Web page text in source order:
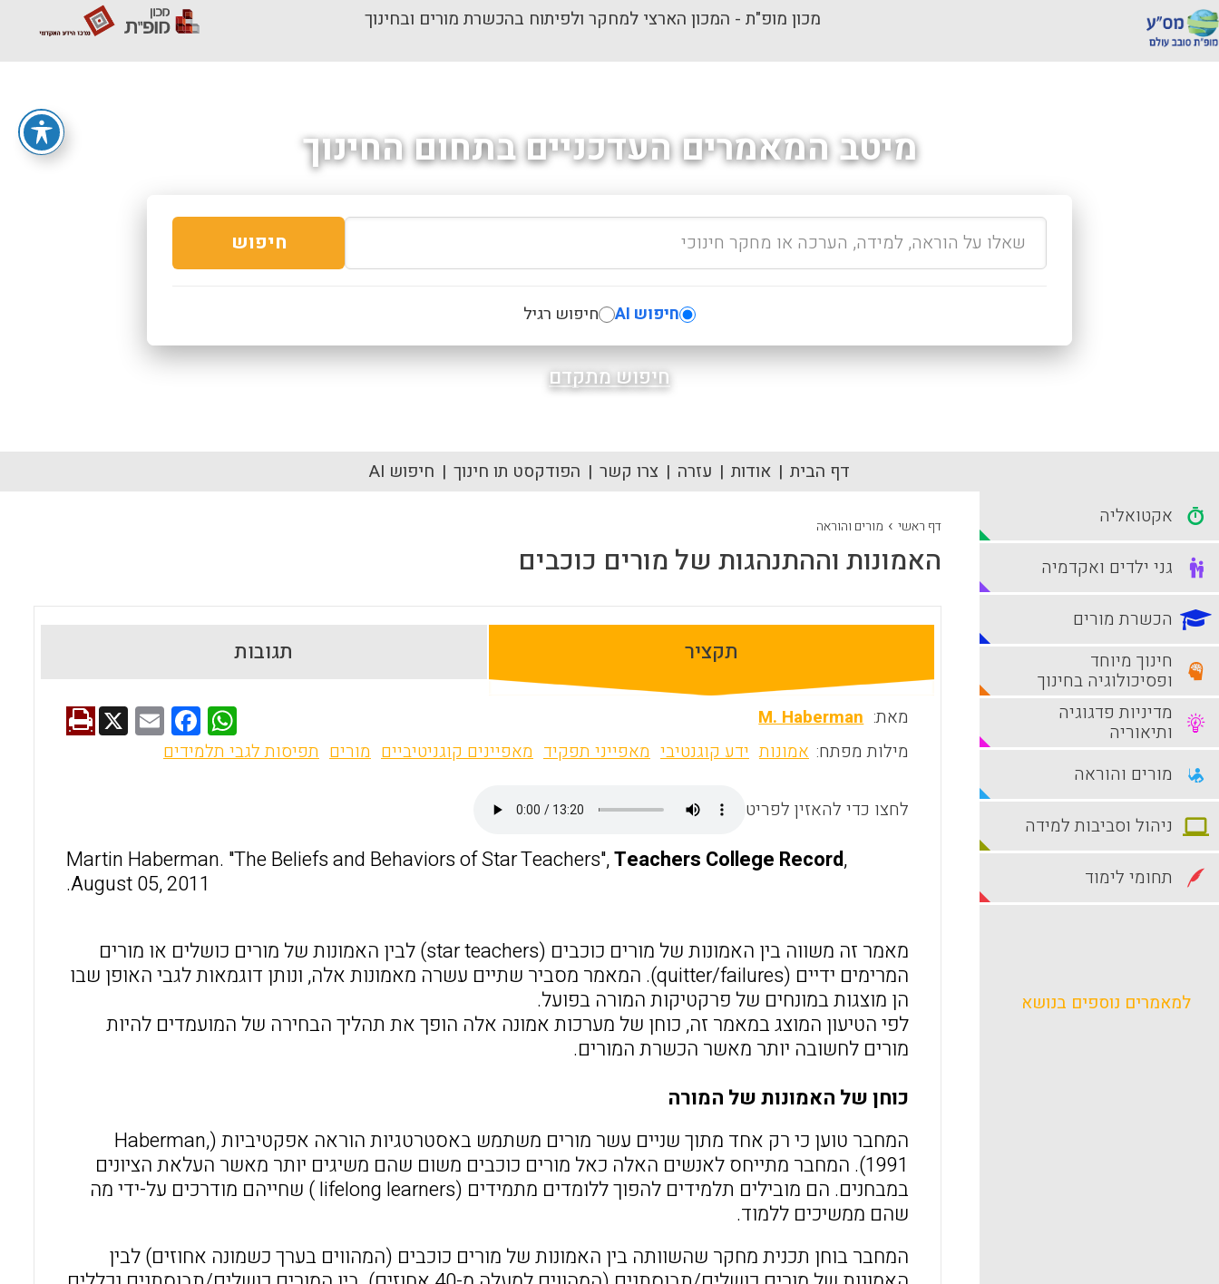
מכון מופ"ת - המכון הארצי למחקר ולפיתוח בהכשרת מורים ובחינוך
מיטב המאמרים העדכניים בתחום החינוך
חיפוש
חיפוש AI חיפוש רגיל
חיפוש מתקדם
דף הבית אודות עזרה צרו קשר הפודקסט תו חינוך חיפוש AI
דף ראשי › מורים והוראה
האמונות וההתנהגות של מורים כוכבים
תקציר תגובות
מאת: M. Haberman
W
h
p
p
F
a
o
k
E
m
X
מילות מפתח: אמונות ידע קוגנטיבי מאפייני תפקיד מאפיינים קוגניטיביים מורים תפיסות לגבי תלמידים
לחצו כדי להאזין לפריט
Martin Haberman. "The Beliefs and Behaviors of Star Teachers",Teachers College Record,
August 05, 2011.
מאמר זה משווה בין האמונות של מורים כוכבים (star teachers) לבין האמונות של מורים כושלים או מורים
המרימים ידיים (quitter/failures). המאמר מסביר שתיים עשרה מאמונות אלה, ונותן דוגמאות לגבי האופן שבו
הן מוצגות במונחים של פרקטיקות המורה בפועל.
לפי הטיעון המוצג במאמר זה, כוחן של מערכות אמונה אלה הופך את תהליך הבחירה של המועמדים להיות
מורים לחשובה יותר מאשר הכשרת המורים.
כוחן של האמונות של המורה
המחבר טוען כי רק אחד מתוך שניים עשר מורים משתמש באסטרטגיות הוראה אפקטיביות (Haberman,
1991). המחבר מתייחס לאנשים האלה כאל מורים כוכבים משום שהם משיגים יותר מאשר העלאת הציונים
במבחנים. הם מובילים תלמידים להפוך ללומדים מתמידים (lifelong learners ) שחייהם מודרכים על-ידי מה
שהם ממשיכים ללמוד.
המחבר בוחן תכנית מחקר שהשוותה בין האמונות של מורים כוכבים (המהווים בערך כשמונה אחוזים) לבין
אקטואליה
גני ילדים ואקדמיה
הכשרת מורים
חינוך מיוחד
ופסיכולוגיה בחינוך
מדיניות פדגוגיה
ותיאוריה
מורים והוראה
ניהול וסביבות למידה
תחומי לימוד
למאמרים נוספים בנושא